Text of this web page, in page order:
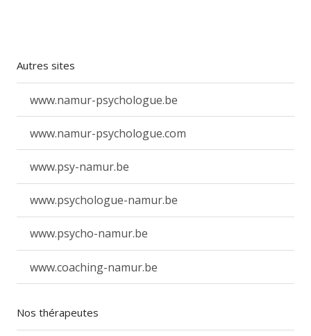
Autres sites
www.namur-psychologue.be
www.namur-psychologue.com
www.psy-namur.be
www.psychologue-namur.be
www.psycho-namur.be
www.coaching-namur.be
Nos thérapeutes